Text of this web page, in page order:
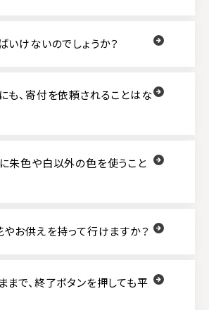
いけないのでしょうか？
も、寄付を依頼されることはな
朱色や白以外の色を使うこと
お供えを持って行けますか？
まで、終了ボタンを押しても平